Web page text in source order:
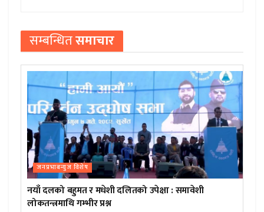
सम्बन्धितसमाचार
जनप्रभाबन्युज विशेष
नयाँ दलको बहुमत र मधेशी दलितको उपेक्षा : समावेशी
लोकतन्त्रमाथि गम्भीर प्रश्न